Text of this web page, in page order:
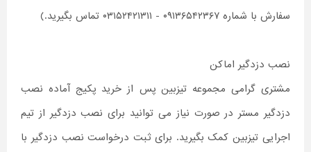
سفارش با شماره ۰۹۱۳۶۵۴۲۳۶۷ - ۰۳۱۵۲۴۲۱۳۱۱ تماس بگیرید.)
نصب دزدگیر اماکن
مشتری گرامی مجموعه تیزبین پس از خرید پکیج آماده نصب
دزدگیر مستر در صورت نیاز می توانید برای نصب دزدگیر از تیم
اجرایی تیزبین کمک بگیرید. برای ثبت درخواست نصب دزدگیر با